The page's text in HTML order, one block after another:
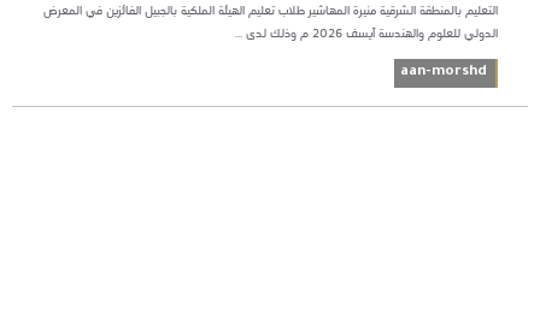
التعليم بالمنطقة الشرقية منيرة المهاشير طلاب تعليم الهيئة الملكية بالجبيل الفائزين في المعرض
الدولي للعلوم والهندسة آيسف 2026 م وذلك لدى ...
aan-morshd